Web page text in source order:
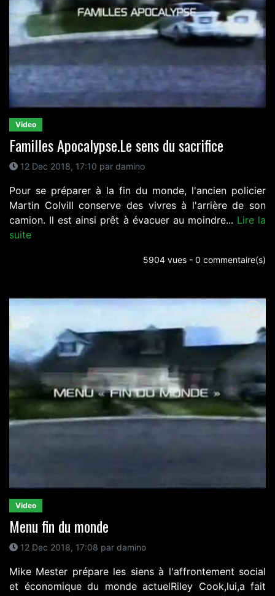
Video
Familles Apocalypse.Le sens du sacrifice
12 Dec 2018, 17:10 par damino
Pour se préparer à la fin du monde, l'ancien policier
Martin Colvill conserve des vivres à l'arrière de son
camion. Il est ainsi prêt à évacuer au moindre... Lire la
suite
5904 vues - 0 commentaire(s)
Video
Menu fin du monde
12 Dec 2018, 17:08 par damino
Mike Mester prépare les siens à l'affrontement social
et économique du monde actuelRiley Cook,lui,a fait